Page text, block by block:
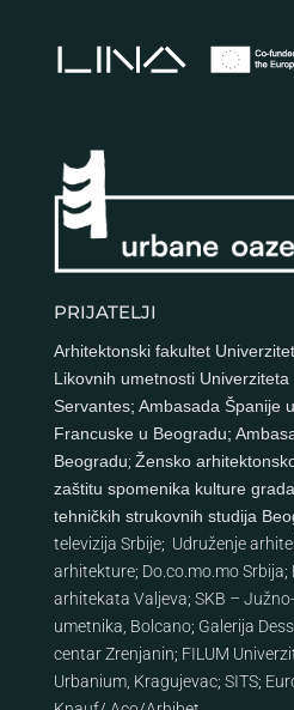
PRIJATELJI
Arhitektonski fakultet
Likovnih umetnosti
Servantes; Ambasada Španije
Francuske u Beogradu;
Beogradu; Žensko
zaštitu spomenika kulture
tehničkih strukovnih studija
televizija Srbije; Udruženje
arhitekture; Do.co.mo.mo Srbija;
arhitekata Valjeva; SKB –
umetnika, Bolcano; Galerija
centar Zrenjanin; FILUM
Urbanium, Kragujevac; SITS;